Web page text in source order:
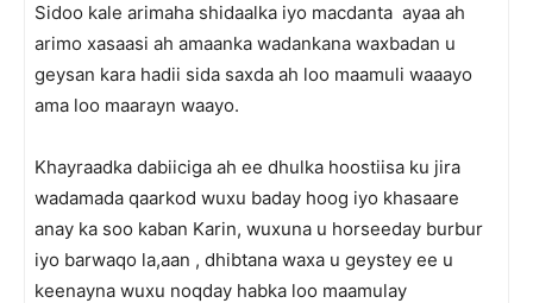
Sidoo kale arimaha shidaalka iyo macdanta ayaa ah
arimo xasaasi ah amaanka wadankana waxbadan u
geysan kara hadii sida saxda ah loo maamuli waaayo
ama loo maarayn waayo.
Khayraadka dabiiciga ah ee dhulka hoostiisa ku jira
wadamada qaarkod wuxu baday hoog iyo khasaare
anay ka soo kaban Karin, wuxuna u horseeday burbur
iyo barwaqo la,aan , dhibtana waxa u geystey ee u
keenayna wuxu noqday habka loo maamulay